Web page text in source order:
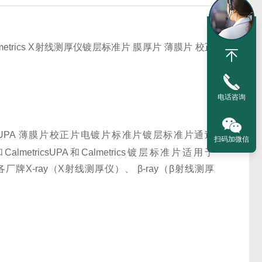
X射线测厚仪镀层标准片 膜厚片 薄膜片 校正
薄膜片校正片电镀片标准片镀层标准片通过
CalmetricsUPA 和 Calmetrics镀层标准片适用于
厂牌X-ray（X射线测厚仪）、 β-ray （ β射线测厚
电话咨询
扫码加微信